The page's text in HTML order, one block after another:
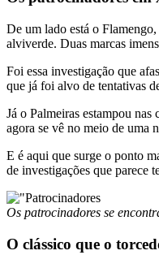
De um lado está o
alviverde. Duas marcas
Foi essa investigação que
que já foi alvo de tentativas
Já o Palmeiras estampou
agora se vê no meio de uma
E é aqui que surge o ponto
de investigações que parece
Os patrocinadores se
O clássico que o